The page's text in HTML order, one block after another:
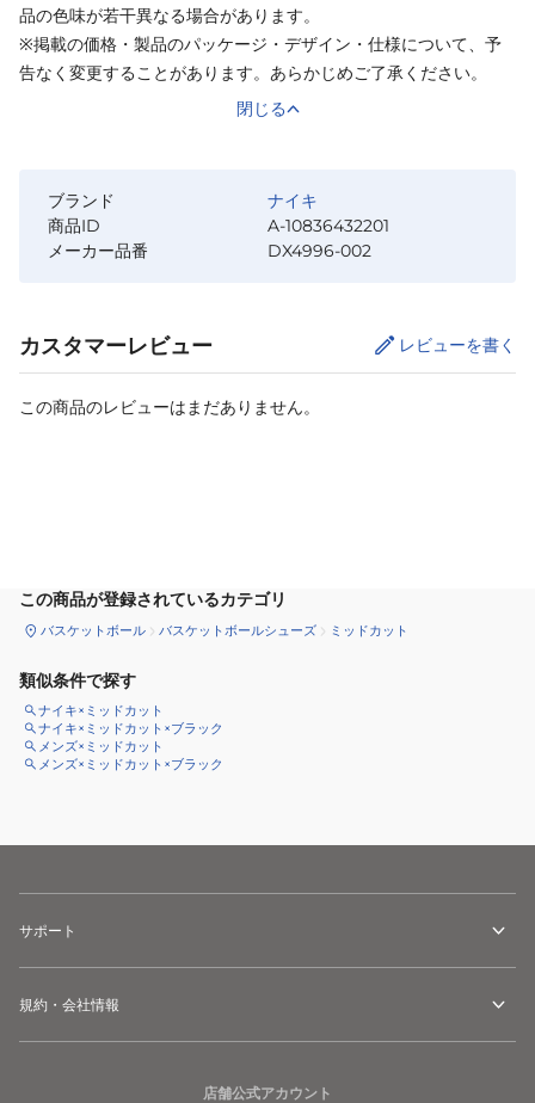
品の色味が若干異なる場合があります。
※掲載の価格・製品のパッケージ・デザイン・仕様について、予
告なく変更することがあります。あらかじめご了承ください。
閉じる
ブランド
ナイキ
商品ID
A-10836432201
メーカー品番
DX4996-002
カスタマーレビュー レビューを書く
この商品のレビューはまだありません。
この商品が登録されているカテゴリ
バスケットボール バスケットボールシューズ ミッドカット
類似条件で探す
ナイキ×ミッドカット
ナイキ×ミッドカット×ブラック
メンズ×ミッドカット
メンズ×ミッドカット×ブラック
サポート
規約・会社情報
店舗公式アカウント